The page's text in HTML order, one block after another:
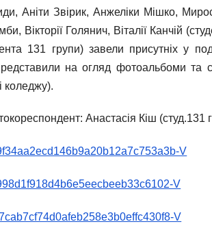
Аніти Звірик, Анжеліки Мішко,
Вікторії Голянич, Віталії Канчій
131 групи) завели присутніх у
на огляд фотоальбоми та
коледжу).
Анастасія Кіш (студ.131